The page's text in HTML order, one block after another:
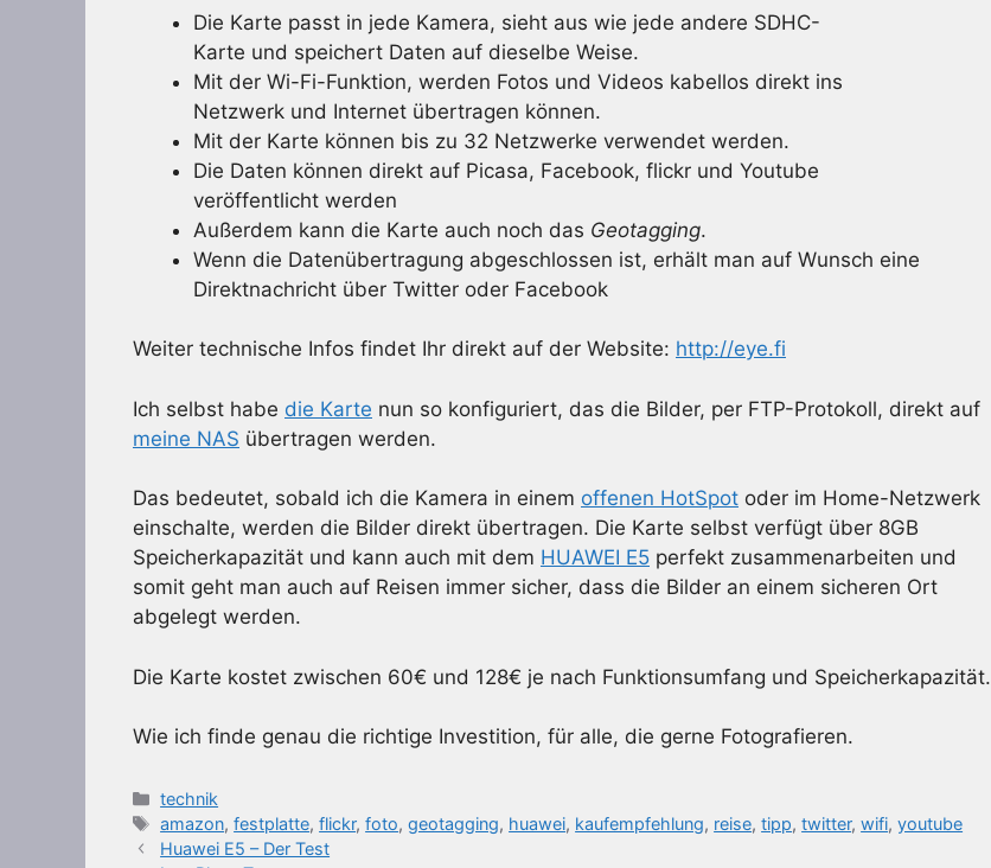
Die Karte passt in jede Kamera, sieht aus wie jede andere SDHC-
Karte und speichert Daten auf dieselbe Weise.
Mit der Wi-Fi-Funktion, werden Fotos und Videos kabellos direkt ins
Netzwerk und Internet übertragen können.
Mit der Karte können bis zu 32 Netzwerke verwendet werden.
Die Daten können direkt auf Picasa, Facebook, flickr und Youtube
veröffentlicht werden
Außerdem kann die Karte auch noch das Geotagging.
Wenn die Datenübertragung abgeschlossen ist, erhält man auf Wunsch eine
Direktnachricht über Twitter oder Facebook
Weiter technische Infos findet Ihr direkt auf der Website: http://eye.fi
Ich selbst habe die Karte nun so konfiguriert, das die Bilder, per FTP-Protokoll, direkt auf
meine NAS übertragen werden.
Das bedeutet, sobald ich die Kamera in einem offenen HotSpot oder im Home-Netzwerk
einschalte, werden die Bilder direkt übertragen. Die Karte selbst verfügt über 8GB
Speicherkapazität und kann auch mit dem HUAWEI E5 perfekt zusammenarbeiten und
somit geht man auch auf Reisen immer sicher, dass die Bilder an einem sicheren Ort
abgelegt werden.
Die Karte kostet zwischen 60€ und 128€ je nach Funktionsumfang und Speicherkapazität.
Wie ich finde genau die richtige Investition, für alle, die gerne Fotografieren.
Kategorien
technik
Schlagwörter
amazon,festplatte,flickr,foto,geotagging, huawei, kaufempfehlung, reise,tipp,twitter,wifi,youtube
Huawei E5 – Der Test